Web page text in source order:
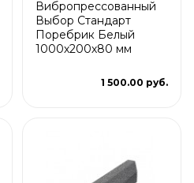
Вибропрессованный
Выбор Стандарт
Поребрик Белый
1000х200х80 мм
1 500.00 руб.